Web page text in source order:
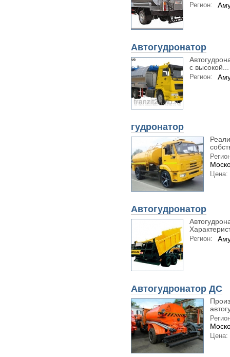
Регион:
Автогудронатор
с высокой...
Регион:
гудронатор
Цена:
Автогудронатор
Регион:
Автогудронатор ДС
Цена: